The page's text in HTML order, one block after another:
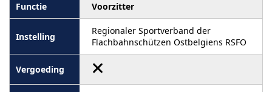
Voorzitter
Regionaler Sportverband der
Flachbahnschützen Ostbelgiens RSFO